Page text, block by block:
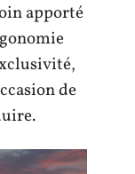
apporté
de